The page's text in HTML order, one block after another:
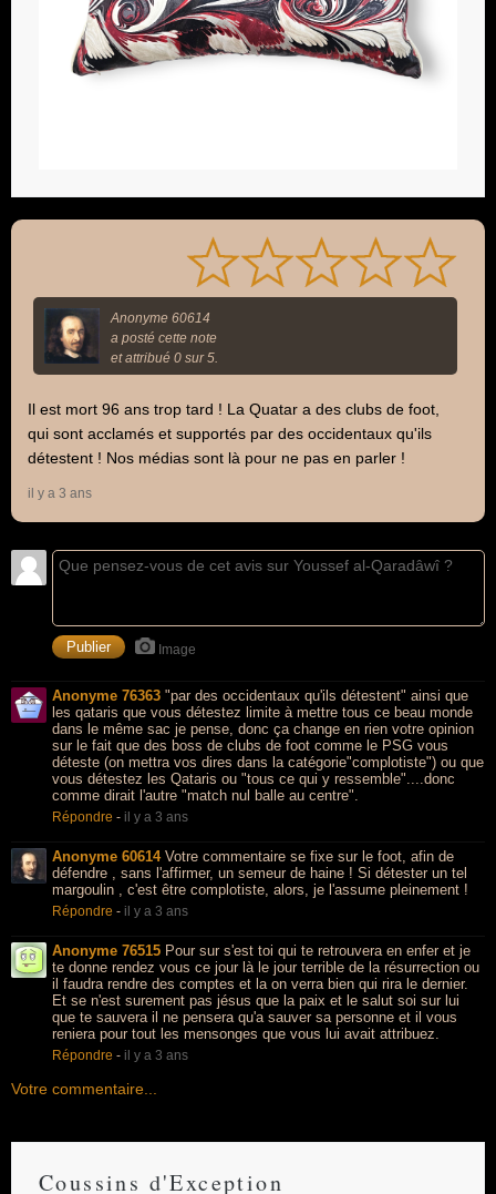
Anonyme 60614
a posté cette note
et attribué 0 sur 5.
Il est mort 96 ans trop tard ! La Quatar a des clubs de foot,
qui sont acclamés et supportés par des occidentaux qu'ils
détestent ! Nos médias sont là pour ne pas en parler !
il y a 3 ans
Image
Anonyme 76363 "par des occidentaux qu'ils détestent" ainsi que
les qataris que vous détestez limite à mettre tous ce beau monde
dans le même sac je pense, donc ça change en rien votre opinion
sur le fait que des boss de clubs de foot comme le PSG vous
déteste (on mettra vos dires dans la catégorie"complotiste") ou que
vous détestez les Qataris ou "tous ce qui y ressemble"....donc
comme dirait l'autre "match nul balle au centre".
Répondre - il y a 3 ans
Anonyme 60614Votre commentaire se fixe sur le foot, afin de
défendre , sans l'affirmer, un semeur de haine ! Si détester un tel
margoulin , c'est être complotiste, alors, je l'assume pleinement !
Répondre - il y a 3 ans
Anonyme 76515 Pour sur s'est toi qui te retrouvera en enfer et je
te donne rendez vous ce jour là le jour terrible de la résurrection ou
il faudra rendre des comptes et la on verra bien qui rira le dernier.
Et se n'est surement pas jésus que la paix et le salut soi sur lui
que te sauvera il ne pensera qu'a sauver sa personne et il vous
reniera pour tout les mensonges que vous lui avait attribuez.
Répondre - il y a 3 ans
Votre commentaire...
Coussins d'Exception